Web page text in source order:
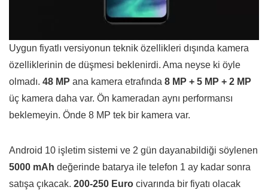
Uygun fiyatlı versiyonun teknik özellikleri dışında kamera
özelliklerinin de düşmesi beklenirdi. Ama neyse ki öyle
olmadı. 48 MP ana kamera etrafında 8 MP + 5 MP + 2 MP
üç kamera daha var. Ön kameradan aynı performansı
beklemeyin. Önde 8 MP tek bir kamera var.
Android 10 işletim sistemi ve 2 gün dayanabildiği söylenen
5000 mAh değerinde batarya ile telefon 1 ay kadar sonra
satışa çıkacak. 200-250 Euro civarında bir fiyatı olacak